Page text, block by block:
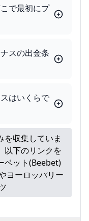
で最初にプ
スの出金条
はいくらで
を収集していま
以下のリンクを
ベット(Beebet)
ヨーロッパリー